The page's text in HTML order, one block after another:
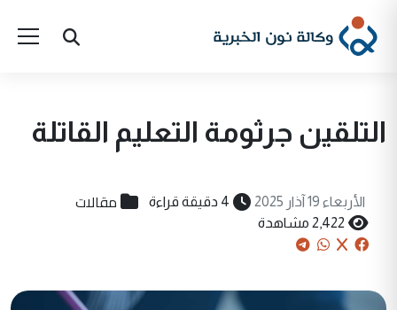
التلقين جرثومة التعليم القاتلة
الأربعاء 19 آذار 2025 4 دقيقة قراءة مقالات
2,422 مشاهدة